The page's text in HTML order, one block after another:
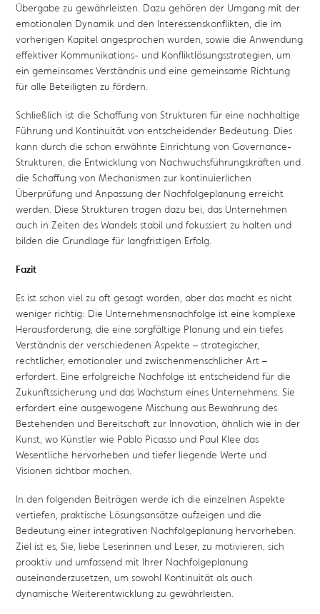
Übergabe zu gewährleisten. Dazu gehören der Umgang mit der
emotionalen Dynamik und den Interessenskonflikten, die im
vorherigen Kapitel angesprochen wurden, sowie die Anwendung
effektiver Kommunikations- und Konfliktlösungsstrategien, um
ein gemeinsames Verständnis und eine gemeinsame Richtung
für alle Beteiligten zu fördern.
Schließlich ist die Schaffung von Strukturen für eine nachhaltige
Führung und Kontinuität von entscheidender Bedeutung. Dies
kann durch die schon erwähnte Einrichtung von Governance-
Strukturen, die Entwicklung von Nachwuchsführungskräften und
die Schaffung von Mechanismen zur kontinuierlichen
Überprüfung und Anpassung der Nachfolgeplanung erreicht
werden. Diese Strukturen tragen dazu bei, das Unternehmen
auch in Zeiten des Wandels stabil und fokussiert zu halten und
bilden die Grundlage für langfristigen Erfolg.
Fazit
Es ist schon viel zu oft gesagt worden, aber das macht es nicht
weniger richtig: Die Unternehmensnachfolge ist eine komplexe
Herausforderung, die eine sorgfältige Planung und ein tiefes
Verständnis der verschiedenen Aspekte – strategischer,
rechtlicher, emotionaler und zwischenmenschlicher Art –
erfordert. Eine erfolgreiche Nachfolge ist entscheidend für die
Zukunftssicherung und das Wachstum eines Unternehmens. Sie
erfordert eine ausgewogene Mischung aus Bewahrung des
Bestehenden und Bereitschaft zur Innovation, ähnlich wie in der
Kunst, wo Künstler wie Pablo Picasso und Paul Klee das
Wesentliche hervorheben und tiefer liegende Werte und
Visionen sichtbar machen.
In den folgenden Beiträgen werde ich die einzelnen Aspekte
vertiefen, praktische Lösungsansätze aufzeigen und die
Bedeutung einer integrativen Nachfolgeplanung hervorheben.
Ziel ist es, Sie, liebe Leserinnen und Leser, zu motivieren, sich
proaktiv und umfassend mit Ihrer Nachfolgeplanung
auseinanderzusetzen, um sowohl Kontinuität als auch
dynamische Weiterentwicklung zu gewährleisten.